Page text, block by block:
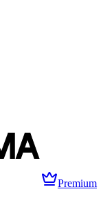
Premium